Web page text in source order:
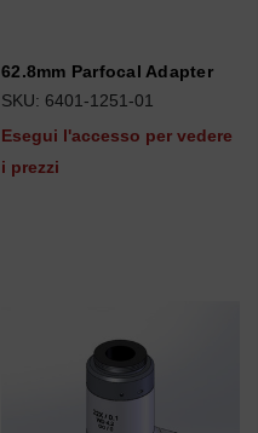
62.8mm Parfocal Adapter
SKU: 6401-1251-01
Esegui l'accesso per vedere
i prezzi